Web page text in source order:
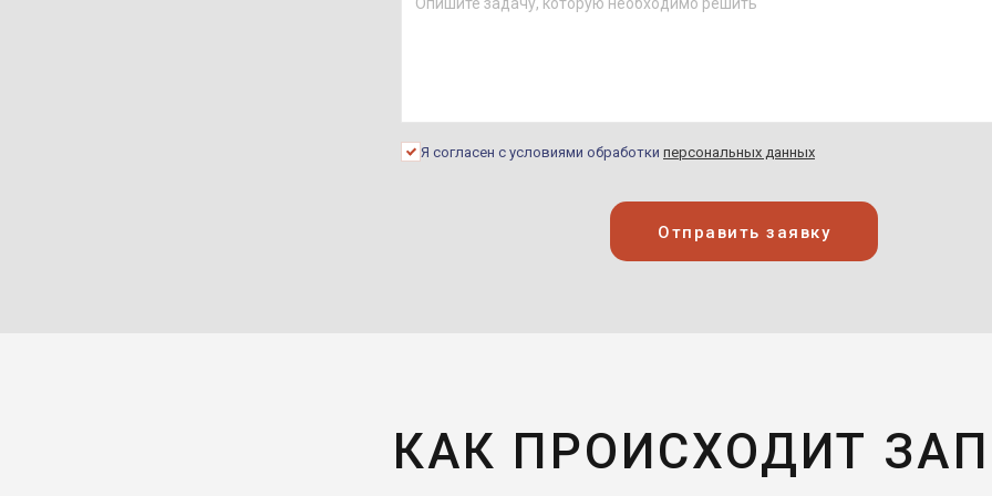
Я согласен с условиями обработки персональных данных
Отправить заявку
КАК ПРОИСХОДИТ